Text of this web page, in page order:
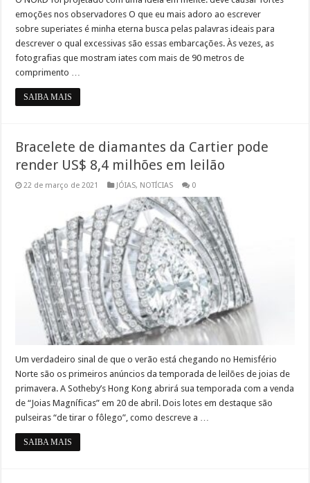
emoções nos observadores O que eu mais adoro ao escrever
sobre superiates é minha eterna busca pelas palavras ideais para
descrever o qual excessivas são essas embarcações. Às vezes, as
fotografias que mostram iates com mais de 90 metros de
comprimento …
SAIBA MAIS
Bracelete de diamantes da Cartier pode
render US$ 8,4 milhões em leilão
22 de março de 2021 JÓIAS, NOTÍCIAS 0
Um verdadeiro sinal de que o verão está chegando no Hemisfério
Norte são os primeiros anúncios da temporada de leilões de joias de
primavera. A Sotheby’s Hong Kong abrirá sua temporada com a venda
de “Joias Magníficas” em 20 de abril. Dois lotes em destaque são
pulseiras “de tirar o fôlego”, como descreve a …
SAIBA MAIS